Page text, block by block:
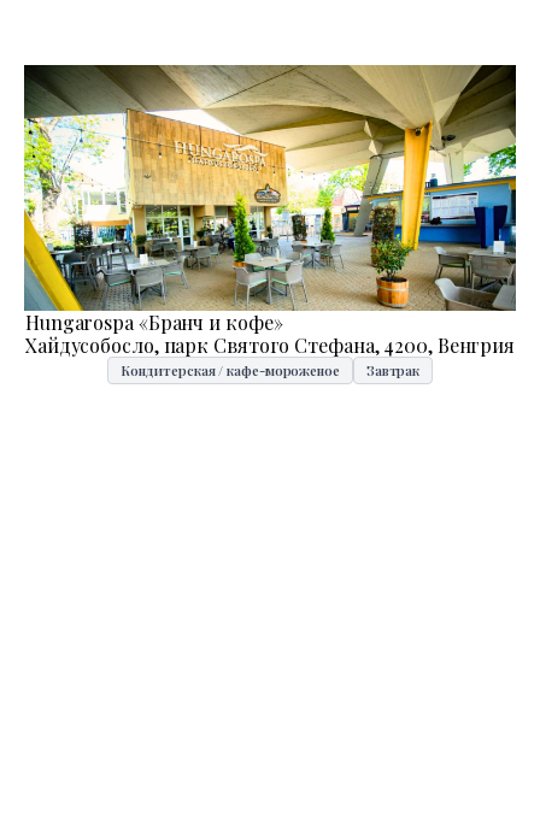
Hungarospa «Бранч и кофе»
Хайдусобосло, парк Святого Стефана, 4200, Венгрия
Кондитерская / кафе-мороженое Завтрак